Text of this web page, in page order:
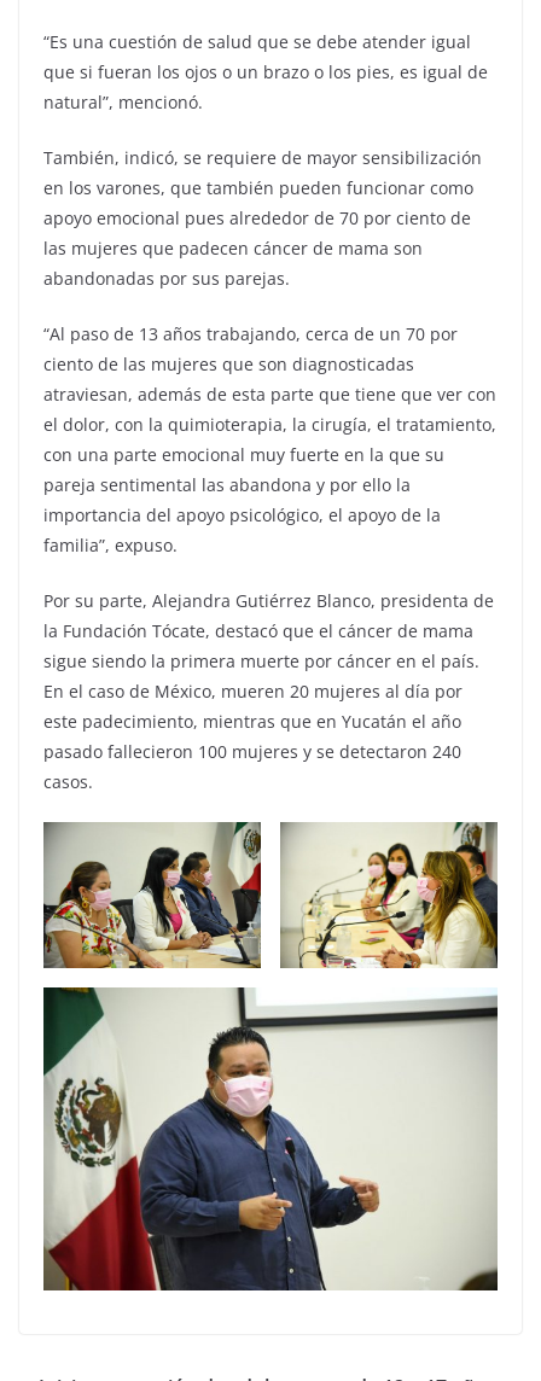
“Es una cuestión de salud que se debe atender igual
que si fueran los ojos o un brazo o los pies, es igual de
natural”, mencionó.
También, indicó, se requiere de mayor sensibilización
en los varones, que también pueden funcionar como
apoyo emocional pues alrededor de 70 por ciento de
las mujeres que padecen cáncer de mama son
abandonadas por sus parejas.
“Al paso de 13 años trabajando, cerca de un 70 por
ciento de las mujeres que son diagnosticadas
atraviesan, además de esta parte que tiene que ver con
el dolor, con la quimioterapia, la cirugía, el tratamiento,
con una parte emocional muy fuerte en la que su
pareja sentimental las abandona y por ello la
importancia del apoyo psicológico, el apoyo de la
familia”, expuso.
Por su parte, Alejandra Gutiérrez Blanco, presidenta de
la Fundación Tócate, destacó que el cáncer de mama
sigue siendo la primera muerte por cáncer en el país.
En el caso de México, mueren 20 mujeres al día por
este padecimiento, mientras que en Yucatán el año
pasado fallecieron 100 mujeres y se detectaron 240
casos.